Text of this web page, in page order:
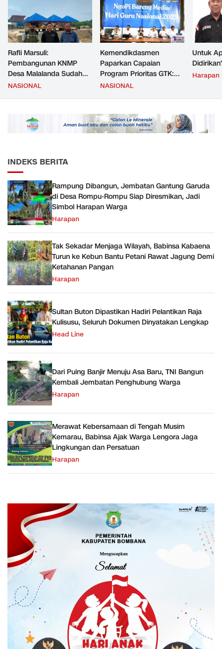
Rafli Marsuli:
Pembangunan KNMP
Desa Malalanda Sudah
Mencapai 69 Persen dan
JMD dan JMF
NASIONAL
Kemendikdasmen
Paparkan Capaian
Program Prioritas GTK:
Kompetensi Meningkat,
NASIONAL
Untuk
Harapan
INDEKS BERITA
Rampung Dibangun, Jembatan Gantung Garuda
di Desa Rompu-Rompu Siap Diresmikan, Jadi
Simbol Harapan Warga
Harapan
Tak Sekadar Menjaga Wilayah, Babinsa Kabaena
Turun ke Kebun Bantu Petani Rawat Jagung Demi
Ketahanan Pangan
Harapan
Sultan Buton Dipastikan Hadiri Pelantikan Raja
Kulisusu, Seluruh Dokumen Dinyatakan Lengkap
Head Line
Dari Puing Banjir Menuju Asa Baru, TNI Bangun
Kembali Jembatan Penghubung Warga
Harapan
Merawat Kebersamaan di Tengah Musim
Kemarau, Babinsa Ajak Warga Lengora Jaga
Lingkungan dan Persatuan
Harapan